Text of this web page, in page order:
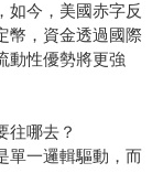
如今，美國赤字反
幣，資金透過國際
動性優勢將更強
往哪去？
單一邏輯驅動，而